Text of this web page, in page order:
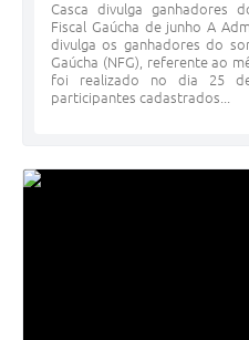
Casca divulga ganhadores
Fiscal Gaúcha de junho A
divulga os ganhadores do
Gaúcha (NFG), referente ao
foi realizado no dia 25
participantes cadastrados...